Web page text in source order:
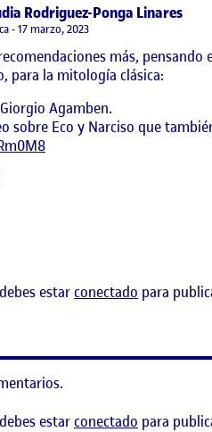
Rodriguez-Ponga Linaressays:
17 marzo, 2023
más,
para la mitología clásica:
Agamben.
sobre Eco y Narciso que
estarconectado para
estarconectado para